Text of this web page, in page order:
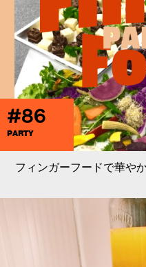
#86
PARTY
フィンガーフードで華や